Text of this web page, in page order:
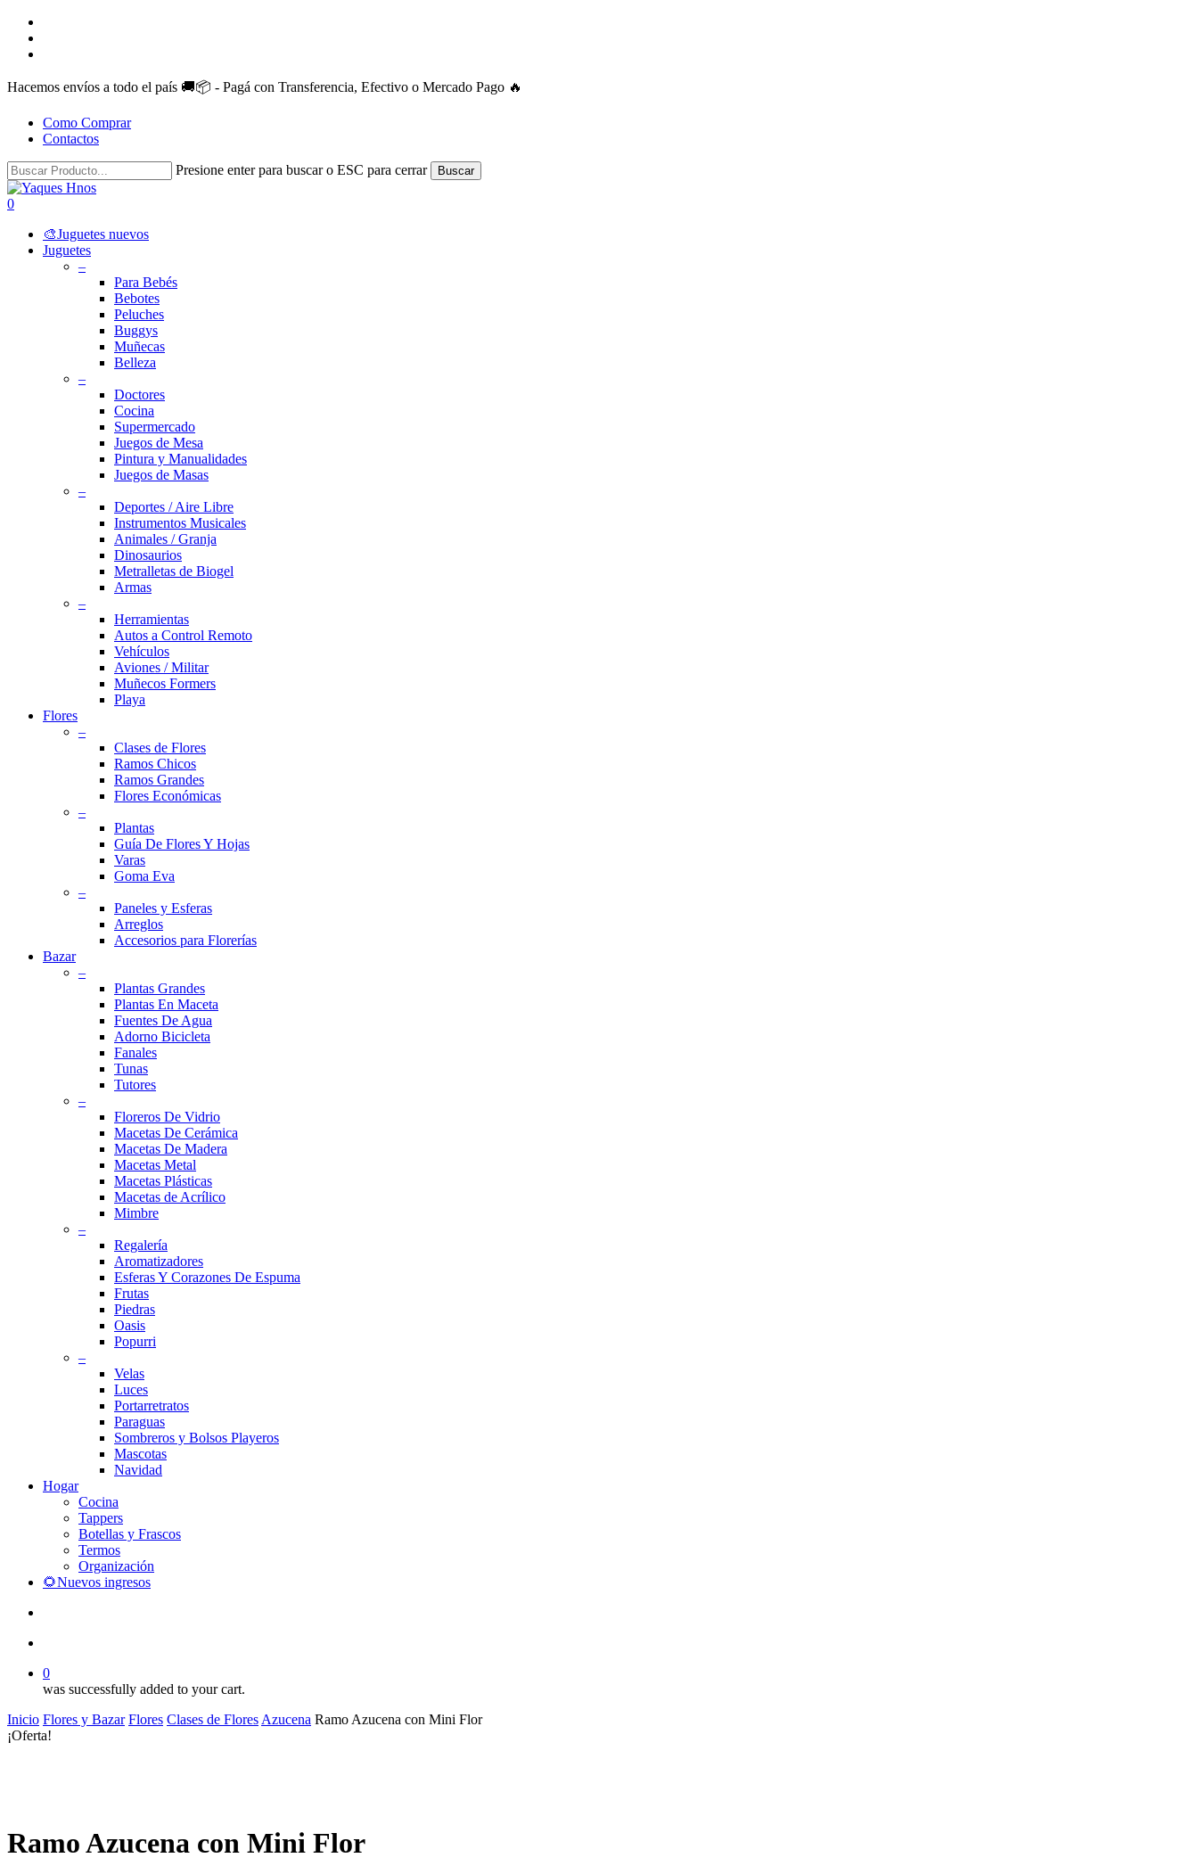
Skip
main
Hacemos envíos a todo el país 🚚📦 - Pagá con Transferencia, Efectivo o Mercado Pago 🔥
Como Comprar
Contactos
Presione enter para buscar o ESC para cerrar Buscar
Close
Search
search
account
0
🎨Juguetes nuevos
Juguetes
–
Para Bebés
Bebotes
Peluches
Buggys
Muñecas
Belleza
–
Doctores
Cocina
Supermercado
Juegos de Mesa
Pintura y Manualidades
Juegos de Masas
–
Deportes / Aire Libre
Instrumentos Musicales
Animales / Granja
Dinosaurios
Metralletas de Biogel
Armas
–
Herramientas
Autos a Control Remoto
Vehículos
Aviones / Militar
Muñecos Formers
Playa
Flores
–
Clases de Flores
Ramos Chicos
Ramos Grandes
Flores Económicas
–
Plantas
Guía De Flores Y Hojas
Varas
Goma Eva
–
Paneles y Esferas
Arreglos
Accesorios para Florerías
Bazar
–
Plantas Grandes
Plantas En Maceta
Fuentes De Agua
Adorno Bicicleta
Fanales
Tunas
Tutores
–
Floreros De Vidrio
Macetas De Cerámica
Macetas De Madera
Macetas Metal
Macetas Plásticas
Macetas de Acrílico
Mimbre
–
Regalería
Aromatizadores
Esferas Y Corazones De Espuma
Frutas
Piedras
Oasis
Popurri
–
Velas
Luces
Portarretratos
Paraguas
Sombreros y Bolsos Playeros
Mascotas
Navidad
Hogar
Cocina
Tappers
Botellas y Frascos
Termos
Organización
🌻Nuevos ingresos
0
was successfully added to your cart.
Inicio Flores y Bazar Flores Clases de Flores Azucena Ramo Azucena con Mini Flor
¡Oferta!
Ramo Azucena con Mini Flor